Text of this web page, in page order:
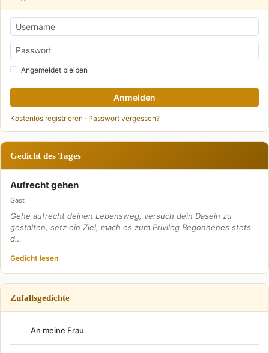
Angemeldet bleiben
Anmelden
Kostenlos registrieren · Passwort vergessen?
Gedicht des Tages
Aufrecht gehen
Gast
Gehe aufrecht deinen Lebensweg, versuch dein Dasein zu
gestalten, setz ein Ziel, mach es zum Privileg Begonnenes stets
d…
Gedicht lesen
Zufallsgedichte
An meine Frau